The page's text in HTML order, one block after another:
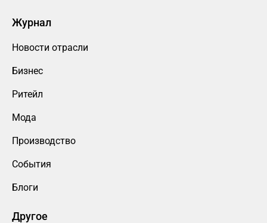
Журнал
Новости отрасли
Бизнес
Ритейл
Мода
Производство
События
Блоги
Другое